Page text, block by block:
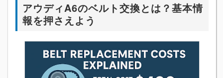
アウディA6のベルト交換とは？基本情
報を押さえよう